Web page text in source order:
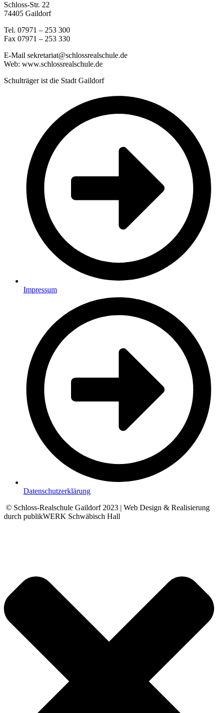
Schloss-Str. 22
74405 Gaildorf
Tel. 07971 – 253 300
Fax 07971 – 253 330
E-Mail sekretariat@schlossrealschule.de
Web: www.schlossrealschule.de
Schulträger ist die Stadt Gaildorf
Impressum
Datenschutzerklärung
© Schloss-Realschule Gaildorf 2023 | Web Design & Realisierung
durch publikWERK Schwäbisch Hall